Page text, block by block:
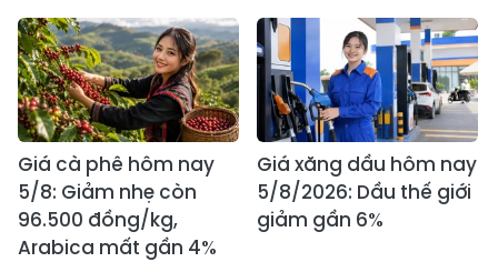
Giá cà phê hôm nay
5/8: Giảm nhẹ còn
96.500 đồng/kg,
Arabica mất gần 4%
Giá xăng dầu hôm nay
5/8/2026: Dầu thế giới
giảm gần 6%